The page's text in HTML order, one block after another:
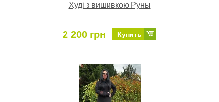
Худі з вишивкою Руны
2 200 грн Купить